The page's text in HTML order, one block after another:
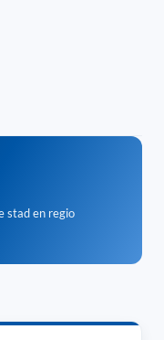
stad en regio